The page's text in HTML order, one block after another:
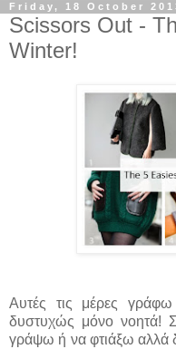
Friday, 18 October
Scissors Out -
Winter!
Αυτές τις μέρες
δυστυχώς μόνο νοητά!
γράψω ή να φτιάξω αλλά